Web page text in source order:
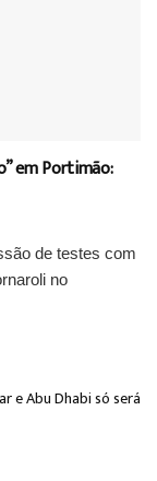
em Portimão:
de testes com
no
e Abu Dhabi só será